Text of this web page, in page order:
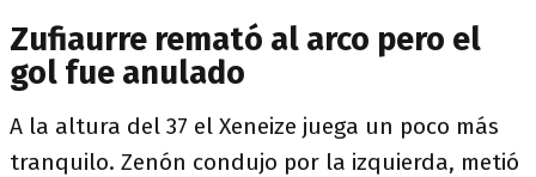
Zufiaurre remató al arco pero el
gol fue anulado
A la altura del 37 el Xeneize juega un poco más
tranquilo. Zenón condujo por la izquierda, metió